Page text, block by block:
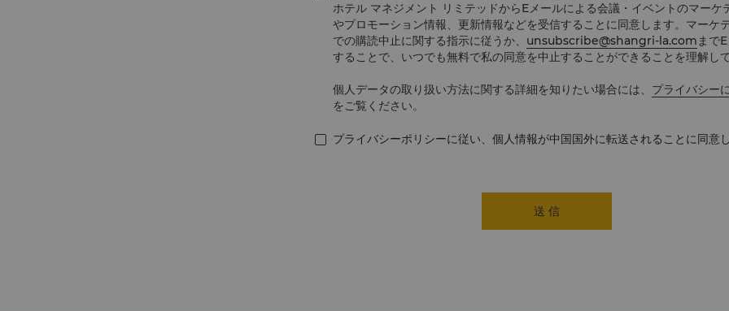
ホテル マネジメント リミテッドからEメールによる会議・イベントのマーケ
やプロモーション情報、更新情報などを受信することに同意します。マーケ
での購読中止に関する指示に従うか、 unsubscribe@shangri-la.com まで
することで、いつでも無料で私の同意を中止することができることを理解して
個人データの取り扱い方法に関する詳細を知りたい場合には、 プライバシー
をご覧ください。
プライバシーポリシーに従い、個人情報が中国国外に転送されることに同意し
送 信